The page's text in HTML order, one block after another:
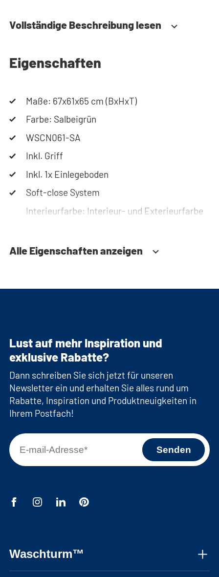
Hier finden Sie die Montageanleitung.
Benötigen Sie Hilfe bei der Planung Ihres
Ihren Waschmaschinenschrank
zusammenzustellen. Sie können uns auch
jederzeit telefonisch oder per Mail erreichen.
Vollständige Beschreibung lesen
Eigenschaften
Maße: 67x61x65 cm (BxHxT)
Farbe: Salbeigrün
WSCN061-SA
Inkl. Griff
Inkl. 1x Einlegeboden
Soft-close System
Interieurfarbe: Interieur- und Exterieurfarbe
Alle Eigenschaften anzeigen
Waschturm™
Lust auf mehr Inspiration und
exklusive Rabatte?
Dann schreiben Sie sich jetzt für unseren
Newsletter ein und erhalten Sie alles rund um
Rabatte, Inspiration und Produktneuigkeiten in
Ihrem Postfach!